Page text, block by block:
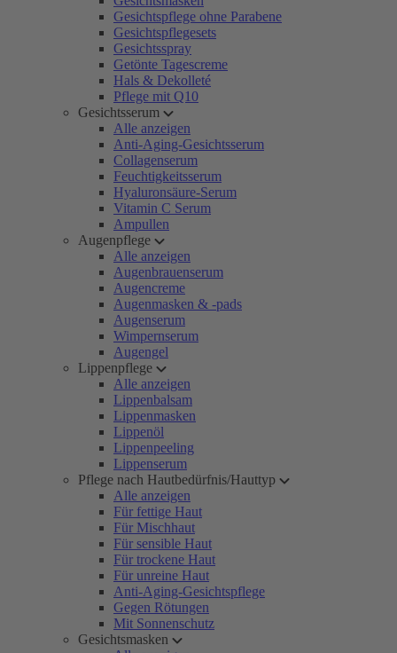
Gesichtspflege ohne Parabene
Gesichtspflegesets
Gesichtsspray
Getönte Tagescreme
Hals & Dekolleté
Pflege mit Q10
Gesichtsserum
Alle anzeigen
Anti-Aging-Gesichtsserum
Collagenserum
Feuchtigkeitsserum
Hyaluronsäure-Serum
Vitamin C Serum
Ampullen
Augenpflege
Alle anzeigen
Augenbrauenserum
Augencreme
Augenmasken & -pads
Augenserum
Wimpernserum
Augengel
Lippenpflege
Alle anzeigen
Lippenbalsam
Lippenmasken
Lippenöl
Lippenpeeling
Lippenserum
Pflege nach Hautbedürfnis/Hauttyp
Alle anzeigen
Für fettige Haut
Für Mischhaut
Für sensible Haut
Für trockene Haut
Für unreine Haut
Anti-Aging-Gesichtspflege
Gegen Rötungen
Mit Sonnenschutz
Gesichtsmasken